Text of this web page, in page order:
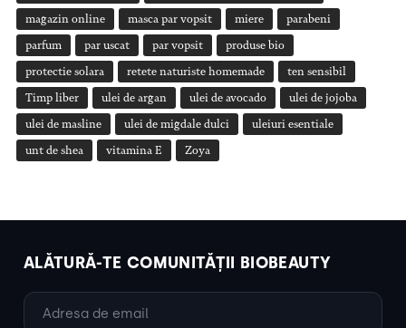
magazin online masca par vopsit miere parabeni
parfum par uscat par vopsit produse bio
protectie solara retete naturiste homemade ten sensibil
Timp liber ulei de argan ulei de avocado ulei de jojoba
ulei de masline ulei de migdale dulci uleiuri esentiale
unt de shea vitamina E Zoya
ALĂTURĂ-TE COMUNITĂȚII BIOBEAUTY